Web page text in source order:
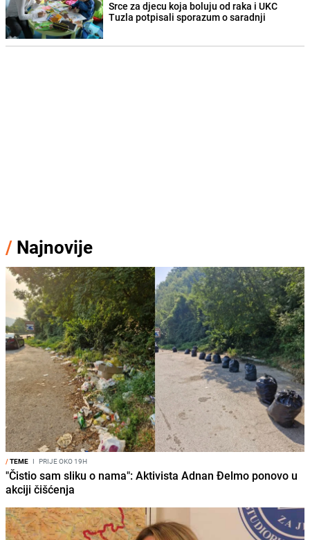
Srce za djecu koja boluju od raka i UKC
Tuzla potpisali sporazum o saradnji
/ Najnovije
/TEME I PRIJE OKO 19H
"Čistio sam sliku o nama": Aktivista Adnan Đelmo ponovo u
akciji čišćenja